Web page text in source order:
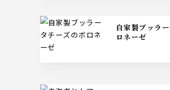
自家製ブッラータチーズのボ
ロネーゼ